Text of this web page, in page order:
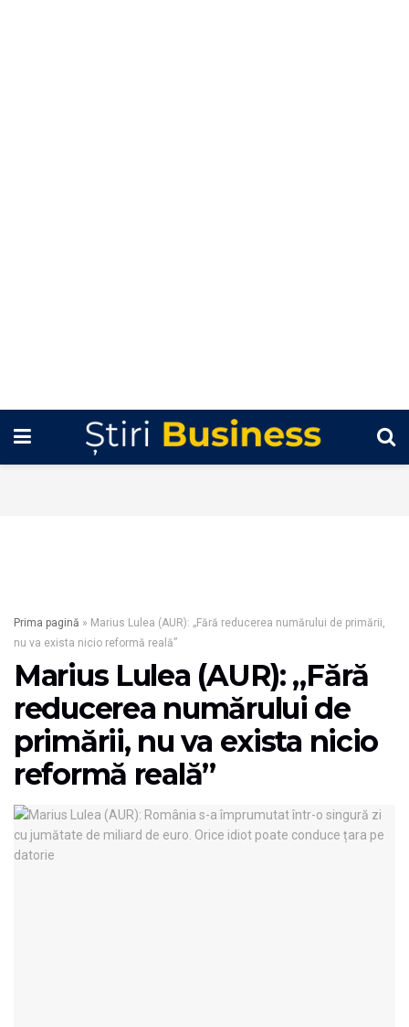
Prima pagină » Marius Lulea (AUR): „Fără reducerea numărului de primării,
nu va exista nicio reformă reală”
Marius Lulea (AUR): „Fără
reducerea numărului de
primării, nu va exista nicio
reformă reală”